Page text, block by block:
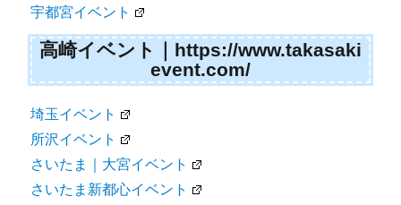
宇都宮イベント
高崎イベント｜https://www.takasaki
event.com/
埼玉イベント
所沢イベント
さいたま｜大宮イベント
さいたま新都心イベント